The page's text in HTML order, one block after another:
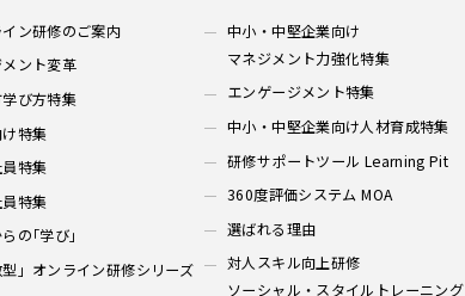
ン研修のご案内
ント変革
び方特集
特集
特集
特集
の｢学び｣
型」オンライン研修シリーズ
中小・中堅企業向け
マネジメント力強化特集
エンゲージメント特集
中小・中堅企業向け人材育成特集
研修サポートツール Learning Pit
360度評価システム MOA
選ばれる理由
対人スキル向上研修
ソーシャル・スタイルトレーニング